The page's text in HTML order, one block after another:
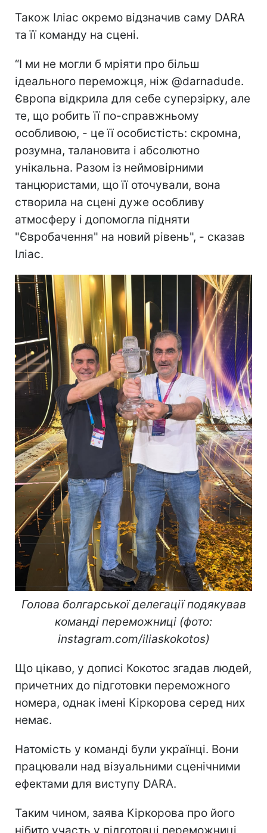
Також Іліас окремо відзначив саму DARA
та її команду на сцені.
“І ми не могли б мріяти про більш
ідеального переможця, ніж @darnadude.
Європа відкрила для себе суперзірку, але
те, що робить її по-справжньому
особливою, - це її особистість: скромна,
розумна, талановита і абсолютно
унікальна. Разом із неймовірними
танцюристами, що її оточували, вона
створила на сцені дуже особливу
атмосферу і допомогла підняти
"Євробачення" на новий рівень", - сказав
Іліас.
Голова болгарської делегації подякував
команді переможниці (фото:
instagram.com/iliaskokotos)
Що цікаво, у дописі Кокотос згадав людей,
причетних до підготовки переможного
номера, однак імені Кіркорова серед них
немає.
Натомість у команді були українці. Вони
працювали над візуальними сценічними
ефектами для виступу DARA.
Таким чином, заява Кіркорова про його